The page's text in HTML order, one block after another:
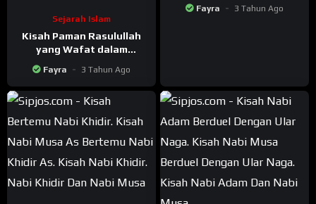
Sejarah Islam
Kisah Paman Rasulullah
yang Wafat dalam
Keadaan Kufur: Abu Thalib
Bin Abdul Muthalib
Fayra 3 Tahun Ago
Fayra 3 Tahun Ago